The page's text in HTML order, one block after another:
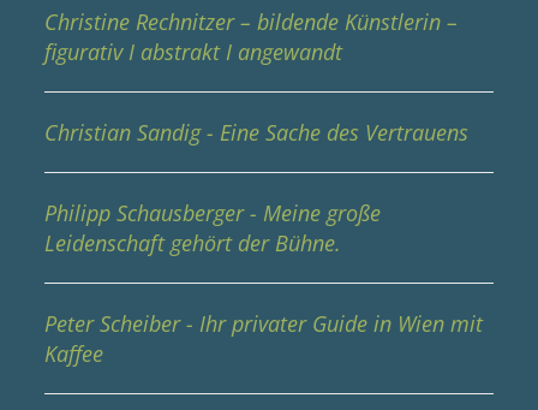
Christine Rechnitzer – bildende Künstlerin –
figurativ I abstrakt I angewandt
Christian Sandig - Eine Sache des Vertrauens
Philipp Schausberger - Meine große
Leidenschaft gehört der Bühne.
Peter Scheiber - Ihr privater Guide in Wien mit
Kaffee